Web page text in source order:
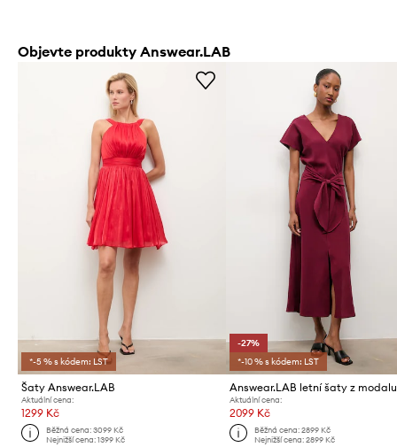
Objevte produkty Answear.LAB
*-5 % s kódem: LST
Šaty Answear.LAB
Aktuální cena:
1299 Kč
Běžná cena:3099 Kč
Nejnižší cena:1399 Kč
-27%
*-10 % s kódem: LST
Answear.LAB letní šaty z modalu
Aktuální cena:
2099 Kč
Běžná cena: 2899 Kč
Nejnižší cena: 2899 Kč